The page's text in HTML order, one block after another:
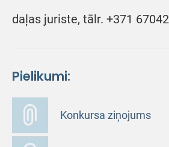
daļas juriste, tālr. +371
Pielikumi:
Konkursa ziņojums